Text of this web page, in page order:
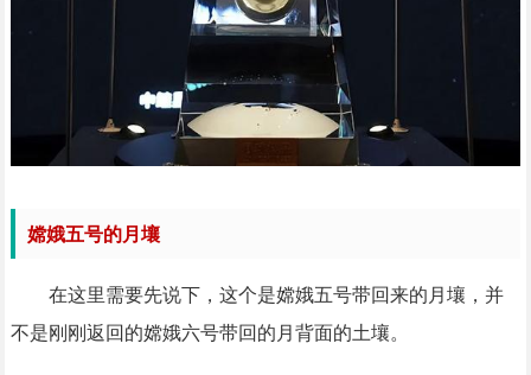
嫦娥五号的月壤
在这里需要先说下，这个是嫦娥五号带回来的月壤，并
不是刚刚返回的嫦娥六号带回的月背面的土壤。